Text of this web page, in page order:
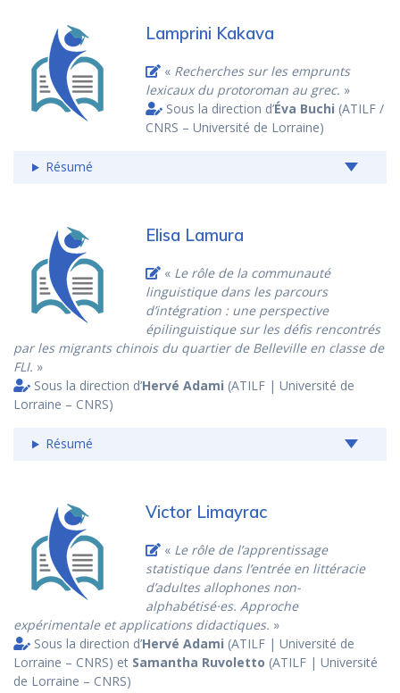
Lamprini Kakava
« Recherches sur les emprunts
lexicaux du protoroman au grec. »
Sous la direction d’Éva Buchi (ATILF /
CNRS – Université de Lorraine)
Résumé
Elisa Lamura
« Le rôle de la communauté
linguistique dans les parcours
d’intégration : une perspective
épilinguistique sur les défis rencontrés
par les migrants chinois du quartier de Belleville en classe de
FLI. »
Sous la direction d’Hervé Adami (ATILF | Université de
Lorraine – CNRS)
Résumé
Victor Limayrac
« Le rôle de l’apprentissage
statistique dans l’entrée en littéracie
d’adultes allophones non-
alphabétisé·es. Approche
expérimentale et applications didactiques. »
Sous la direction d’Hervé Adami (ATILF | Université de
Lorraine – CNRS) et Samantha Ruvoletto (ATILF | Université
de Lorraine – CNRS)